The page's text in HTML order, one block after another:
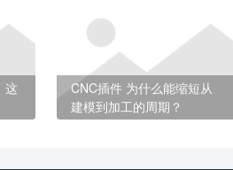
这
CNC插件 为什么能缩短从
建模到加工的周期？